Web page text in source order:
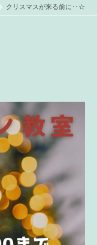
クリスマスが来る前に‥☆